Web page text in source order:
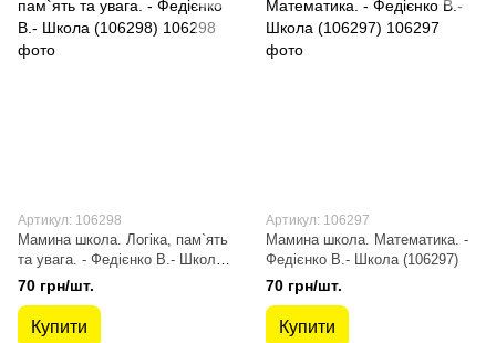
Артикул: 106298
Мамина школа. Логіка, пам`ять
та увага. - Федієнко В.- Школа
(106298)
70 грн/шт.
Купити
Артикул: 106297
Мамина школа. Математика. -
Федієнко В.- Школа (106297)
70 грн/шт.
Купити